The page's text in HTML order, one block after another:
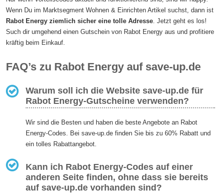
Wenn Du im Marktsegment Wohnen & Einrichten Artikel suchst, dann ist
Rabot Energy ziemlich sicher eine tolle Adresse. Jetzt geht es los!
Such dir umgehend einen Gutschein von Rabot Energy aus und profitiere
kräftig beim Einkauf.
FAQ’s zu Rabot Energy auf save-up.de
Warum soll ich die Website save-up.de für
Rabot Energy-Gutscheine verwenden?
Wir sind die Besten und haben die beste Angebote an Rabot
Energy-Codes. Bei save-up.de finden Sie bis zu 60% Rabatt und
ein tolles Rabattangebot.
Kann ich Rabot Energy-Codes auf einer
anderen Seite finden, ohne dass sie bereits
auf save-up.de vorhanden sind?